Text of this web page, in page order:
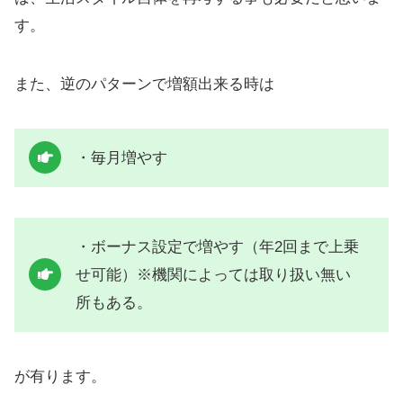
す。
また、逆のパターンで増額出来る時は
・毎月増やす
・ボーナス設定で増やす（年2回まで上乗
せ可能）※機関によっては取り扱い無い
所もある。
が有ります。